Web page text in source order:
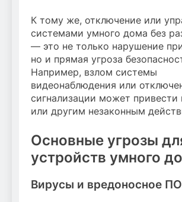
К тому же, отключение или
системами умного дома без
— это не только нарушение
но и прямая угроза
Например, взлом системы
видеонаблюдения или
сигнализации может
или другим незаконным
Основные угрозы
устройств умного
Вирусы и вредоносное ПО